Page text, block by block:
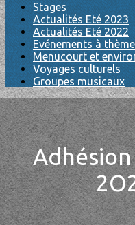
Stages
Actualités Eté 2023
Actualités Eté 2022
Evénements à thème
Menucourt et
Voyages culturels
Groupes musicaux